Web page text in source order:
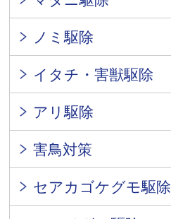
ノミ駆除
イタチ・害獣駆除
アリ駆除
害鳥対策
セアカゴケグモ駆除